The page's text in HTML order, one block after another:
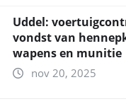
Uddel:
vondst van
wapens en munitie
nov 20, 2025